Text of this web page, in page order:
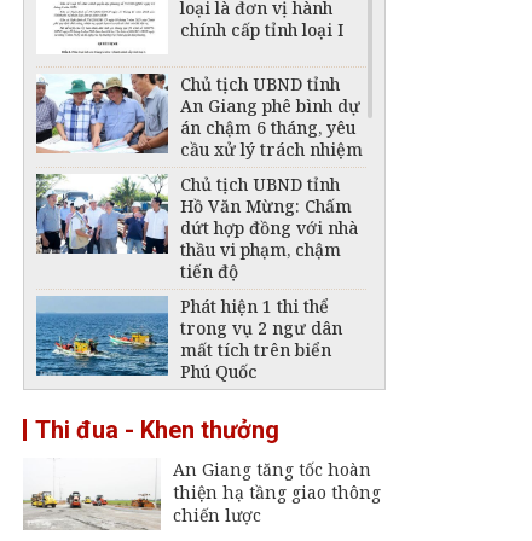
loại là đơn vị hành
chính cấp tỉnh loại I
Chủ tịch UBND tỉnh
An Giang phê bình dự
án chậm 6 tháng, yêu
cầu xử lý trách nhiệm
Chủ tịch UBND tỉnh
Hồ Văn Mừng: Chấm
dứt hợp đồng với nhà
thầu vi phạm, chậm
tiến độ
Phát hiện 1 thi thể
trong vụ 2 ngư dân
mất tích trên biển
Phú Quốc
giảm mức cung cấp
điện trên địa bàn tỉnh
An Giang ngày 6 -
7/8/2026
Đại tá Nguyễn Việt
Thi đua - Khen thưởng
An Giang tăng tốc hoàn
thiện hạ tầng giao thông
chiến lược